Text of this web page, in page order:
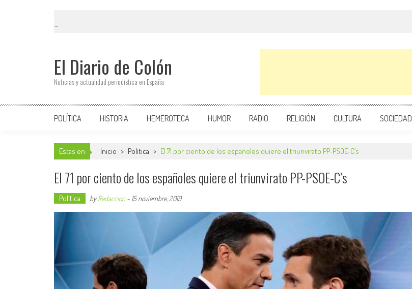
El Diario de Colón
Noticias y actualidad periodística en España
POLÍTICA HISTORIA HEMEROTECA HUMOR RADIO RELIGIÓN CULTURA SOCIEDAD
Estas en Inicio > Política > El 71 por ciento de los españoles quiere el triunvirato PP-PSOE-C’s
El 71 por ciento de los españoles quiere el triunvirato PP-PSOE-C’s
Política byRedaccion - 15 noviembre, 2019